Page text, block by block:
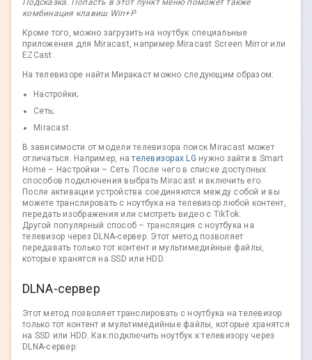
комбинация клавиш Win+P
Кроме того, можно загрузить на ноутбук специальные
приложения для Miracast, например Miracast Screen Mirror или
EZCast.
На телевизоре найти Миракаст можно следующим образом:
Настройки;
Сеть;
Miracast.
В зависимости от модели телевизора поиск Miracast может
отличаться. Например, нателевизорах LG нужно зайти в Smart
Home – Настройки – Сеть. После чего в списке доступных
способов подключения выбрать Miracast и включить его.
После активации устройства соединяются между собой и вы
можете транслировать с ноутбука на телевизор любой контент,
передать изображения или смотреть видео с TikTok.
Другой популярный способ – трансляция с ноутбука на
телевизор через DLNA-сервер. Этот метод позволяет
передавать только тот контент и мультимедийные файлы,
которые хранятся на SSD или HDD.
DLNA-сервер
Этот метод позволяет транслировать с ноутбука на телевизор
только тот контент и мультимедийные файлы, которые хранятся
на SSD или HDD. Как подключить ноутбук к телевизору через
DLNA-сервер: